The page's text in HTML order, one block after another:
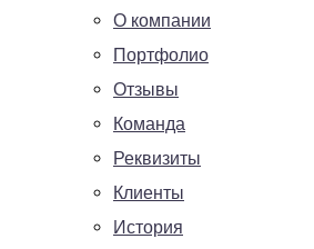
О компании
Портфолио
Отзывы
Команда
Реквизиты
Клиенты
История